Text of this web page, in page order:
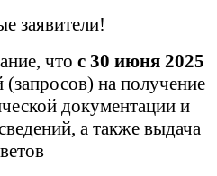
заявители!
что с 30 июня 2025
(запросов) на получение
документации и
а также выдача